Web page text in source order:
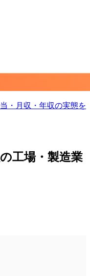
・月収・年収の実態を
工場・製造業